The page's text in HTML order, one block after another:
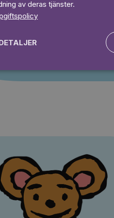
Kampanjen gäller
av deras tjänster.